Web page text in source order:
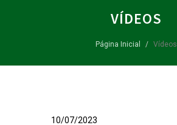
VÍDEOS
Página Inicial Vídeos
10/07/2023